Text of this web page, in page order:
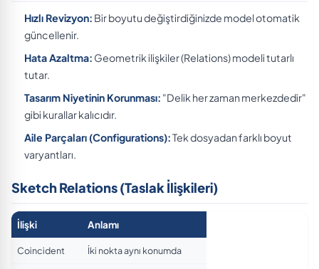
Hızlı Revizyon: Bir boyutu değiştirdiğinizde model otomatik
güncellenir.
Hata Azaltma: Geometrik ilişkiler (Relations) modeli tutarlı
tutar.
Tasarım Niyetinin Korunması: "Delik her zaman merkezdedir"
gibi kurallar kalıcıdır.
Aile Parçaları (Configurations):Tek dosyadan farklı boyut
varyantları.
Sketch Relations (Taslak İlişkileri)
İlişki Anlamı
Coincident İki nokta aynı konumda